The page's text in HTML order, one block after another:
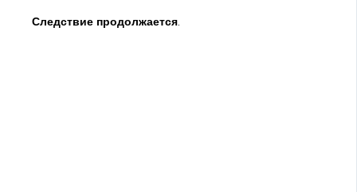
Следствие продолжается.